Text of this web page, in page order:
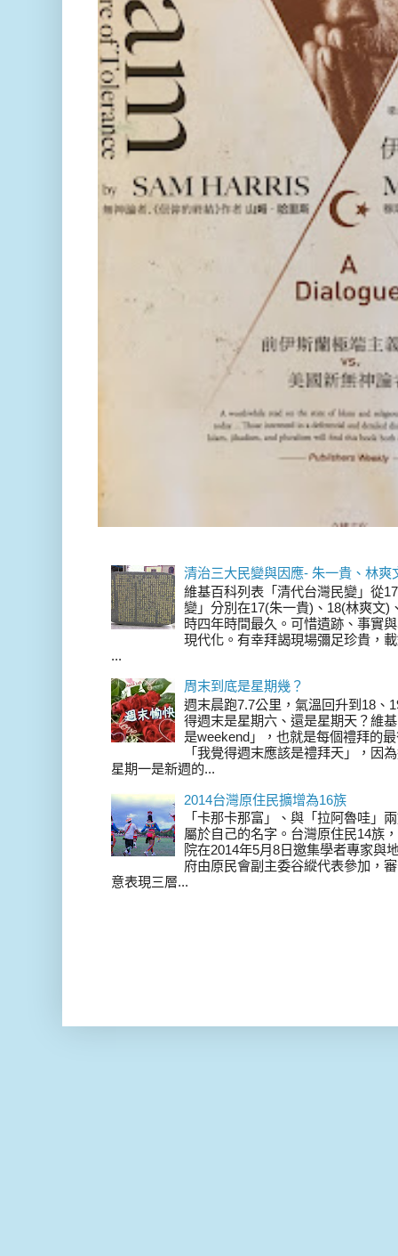
清治三大民變與因應- 朱一貴、林爽
維基百科列表「清代台灣民變」從
變」分別在17(朱一貴)、18(林爽文)
時四年時間最久。可惜遺跡、事實
現代化。有幸拜謁現場彌足珍貴，
...
周末到底是星期幾？
週末晨跑7.7公里，氣溫回升到18、
得週末是星期六、還是星期天？維
是weekend」，也就是每個禮拜的
「我覺得週末應該是禮拜天」，因
星期一是新週的...
2014台灣原住民擴增為16族
「卡那卡那富」、與「拉阿魯哇」
屬於自己的名字。台灣原住民14族
院在2014年5月8日邀集學者專家與
府由原民會副主委谷縱代表參加，
意表現三層...